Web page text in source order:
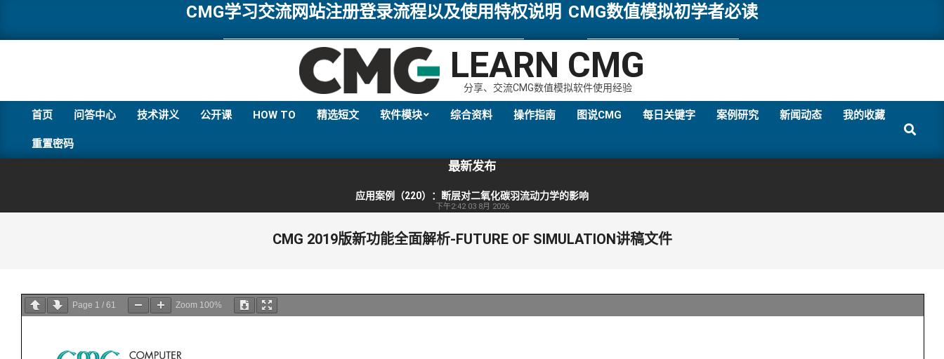
content
CMG学习交流网站注册登录流程以及使用特权说明 CMG数值模拟初学者必读
LEARN CMG
分享、交流CMG数值模拟软件使用经验
Menu
首页 问答中心 技术讲义 公开课 HOW TO 精选短文 软件模块 综合资料 操作指南 图说CMG 每日关键字 案例研究 新闻动态 我的收藏
重置密码
Search
最新发布
应用案例（220）：断层对二氧化碳羽流动力学的影响
下午2:42 03 8月 2026
CMG 2019版新功能全面解析-FUTURE OF SIMULATION讲稿文件
Page 1 / 61 Zoom 100%